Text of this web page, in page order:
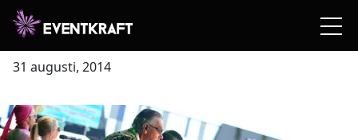
Solåsfesten
31 augusti, 2014